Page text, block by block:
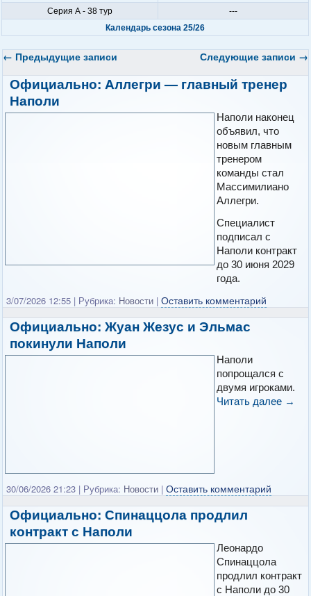
Серия А - 38 тур
---
Календарь сезона 25/26
← Предыдущие записи Следующие записи →
Официально: Аллегри — главный тренер
Наполи
Наполи наконец
объявил, что
новым главным
тренером
команды стал
Массимилиано
Аллегри.
Специалист
подписал с
Наполи контракт
до 30 июня 2029
года.
3/07/2026 12:55 | Рубрика: Новости | Оставить комментарий
Официально: Жуан Жезус и Эльмас
покинули Наполи
Наполи
попрощался с
двумя игроками.
Читать далее →
30/06/2026 21:23 | Рубрика: Новости | Оставить комментарий
Официально: Спинаццола продлил
контракт с Наполи
Леонардо
Спинаццола
продлил контракт
с Наполи до 30